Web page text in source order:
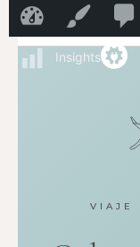
Insights
TINEO
VIAJE